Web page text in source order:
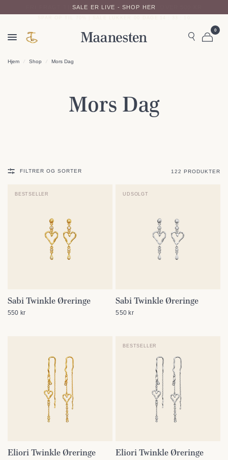
FRI FRAGT TIL PAKKESHOPS PÅ ORDRER OVER 500 KR
0
Hjem / Shop / Mors Dag
Mors Dag
FILTRER OG SORTER 122 PRODUKTER
BESTSELLER
SE DETALJER
Sabi Twinkle Øreringe
550 kr
UDSOLGT
SE DETALJER
Sabi Twinkle Øreringe
550 kr
SE DETALJER
Eliori Twinkle Øreringe
BESTSELLER
SE DETALJER
Eliori Twinkle Øreringe